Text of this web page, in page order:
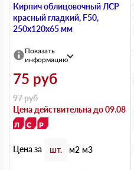
Кирпич облицовочный ЛСР
красный гладкий, F50,
250х120х65 мм
Показать
информацию
75 руб
97руб
Цена действительна до 09.08
Цена за шт. м2 м3